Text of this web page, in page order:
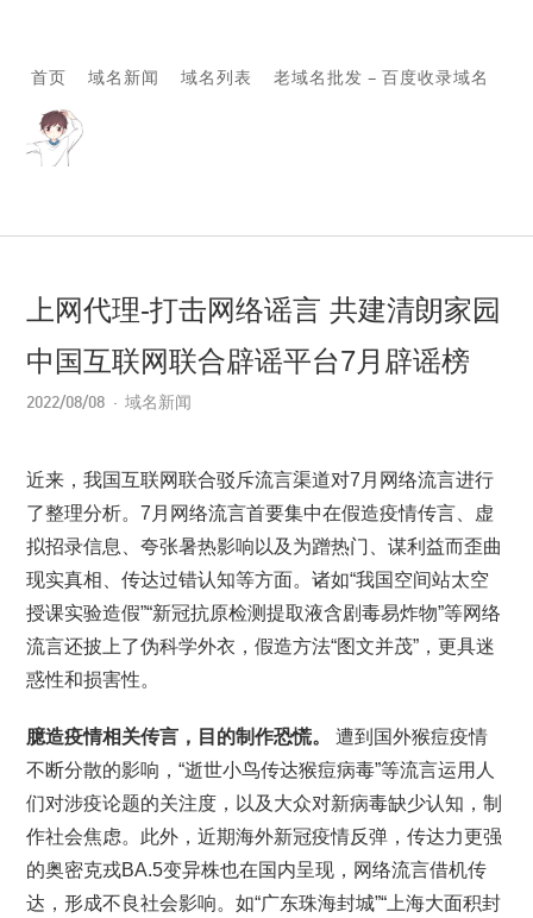
首页 域名新闻 域名列表 老域名批发 – 百度收录域名
上网代理-打击网络谣言 共建清朗家园
中国互联网联合辟谣平台7月辟谣榜
2022/08/08 域名新闻
近来，我国互联网联合驳斥流言渠道对7月网络流言进行
了整理分析。7月网络流言首要集中在假造疫情传言、虚
拟招录信息、夸张暑热影响以及为蹭热门、谋利益而歪曲
现实真相、传达过错认知等方面。诸如“我国空间站太空
授课实验造假”“新冠抗原检测提取液含剧毒易炸物”等网络
流言还披上了伪科学外衣，假造方法“图文并茂”，更具迷
惑性和损害性。
臆造疫情相关传言，目的制作恐慌。
遭到国外猴痘疫情
不断分散的影响，“逝世小鸟传达猴痘病毒”等流言运用人
们对涉疫论题的关注度，以及大众对新病毒缺少认知，制
作社会焦虑。此外，近期海外新冠疫情反弹，传达力更强
的奥密克戎BA.5变异株也在国内呈现，网络流言借机传
达，形成不良社会影响。如“广东珠海封城”“上海大面积封